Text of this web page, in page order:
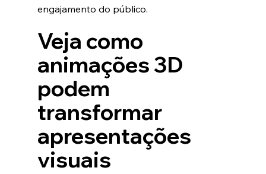
engajamento do público.
Veja como
animações 3D
podem
transformar
apresentações
visuais